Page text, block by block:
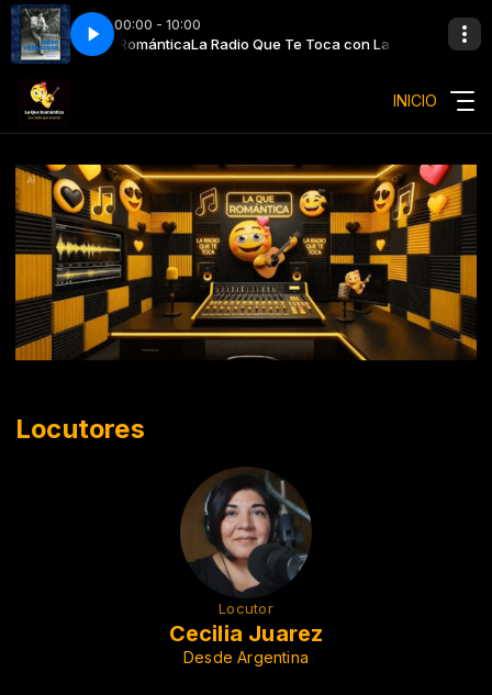
00:00 - 10:00
con La Que RománticaLa Radio Que Te Toca con La Que Romántica
- Volvere Diego Verdaguer - Volvere
INICIO
Locutores
Locutor
Cecilia Juarez
Desde Argentina